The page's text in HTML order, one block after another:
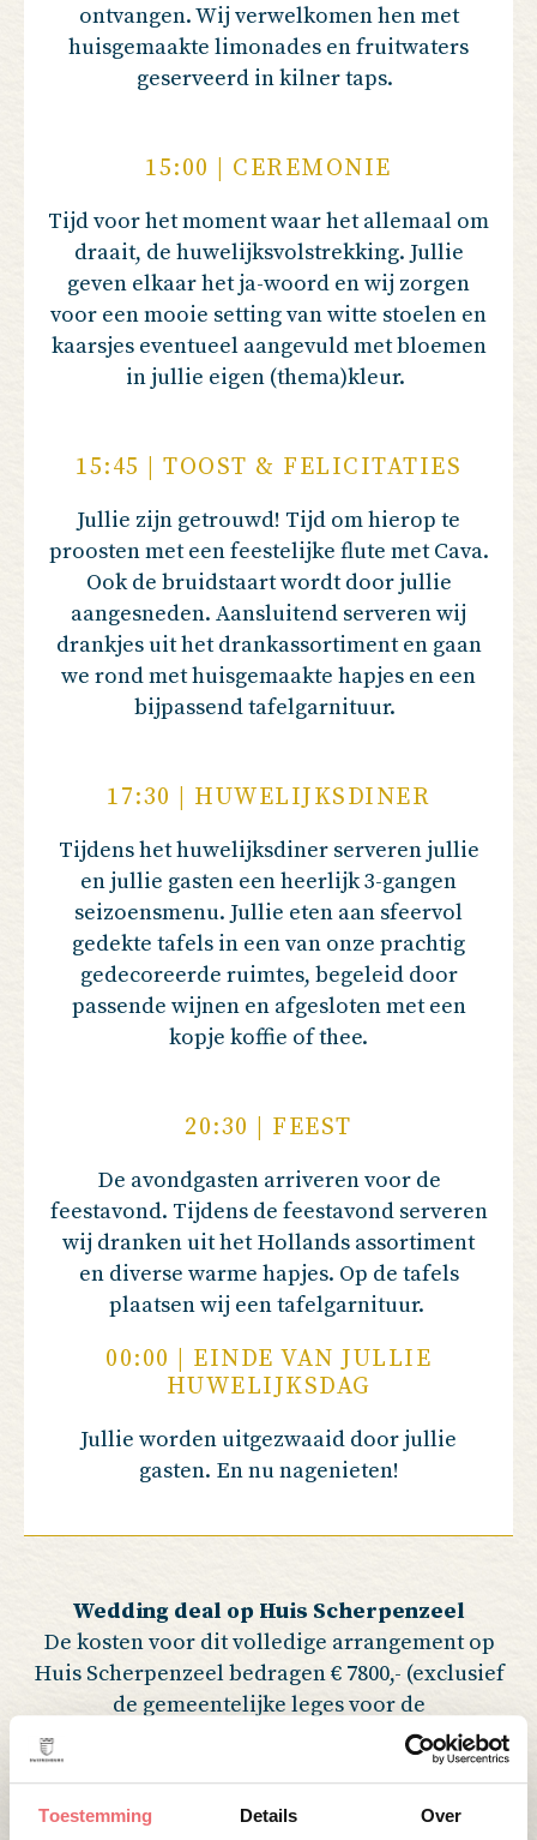
Toestemming Details Over
ontvangen. Wij verwelkomen hen met
huisgemaakte limonades en fruitwaters
geserveerd in kilner taps.
15:00 | CEREMONIE
Tijd voor het moment waar het allemaal om
draait, de huwelijksvolstrekking. Jullie
geven elkaar het ja-woord en wij zorgen
voor een mooie setting van witte stoelen en
kaarsjes eventueel aangevuld met bloemen
in jullie eigen (thema)kleur.
15:45 | TOOST & FELICITATIES
Jullie zijn getrouwd! Tijd om hierop te
proosten met een feestelijke flute met Cava.
Ook de bruidstaart wordt door jullie
aangesneden. Aansluitend serveren wij
drankjes uit het drankassortiment en gaan
we rond met huisgemaakte hapjes en een
bijpassend tafelgarnituur.
17:30 | HUWELIJKSDINER
Tijdens het huwelijksdiner serveren jullie
en jullie gasten een heerlijk 3-gangen
seizoensmenu. Jullie eten aan sfeervol
gedekte tafels in een van onze prachtig
gedecoreerde ruimtes, begeleid door
passende wijnen en afgesloten met een
kopje koffie of thee.
20:30 | FEEST
De avondgasten arriveren voor de
feestavond. Tijdens de feestavond serveren
wij dranken uit het Hollands assortiment
en diverse warme hapjes. Op de tafels
plaatsen wij een tafelgarnituur.
00:00 | EINDE VAN JULLIE
HUWELIJKSDAG
Jullie worden uitgezwaaid door jullie
gasten. En nu nagenieten!
Wedding deal op Huis Scherpenzeel
De kosten voor dit volledige arrangement op
Huis Scherpenzeel bedragen € 7800,- (exclusief
de gemeentelijke leges voor de
huwelijksvoltrekking, de bruidstaart en het
entertainment). Dit assortiment geldt voor 30
diner en 100 gasten voor de